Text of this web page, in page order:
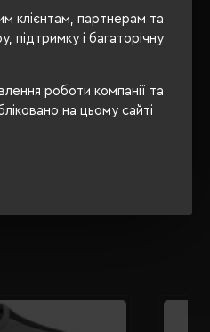
клієнтам, партнерам та
підтримку і багаторічну
роботи компанії та
на цьому сайті
TEX® Standard 100,
Approved Vegan